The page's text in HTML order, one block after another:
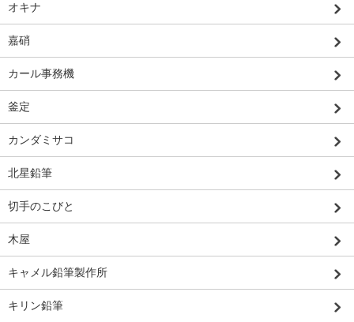
オキナ
嘉硝
カール事務機
釜定
カンダミサコ
北星鉛筆
切手のこびと
木屋
キャメル鉛筆製作所
キリン鉛筆